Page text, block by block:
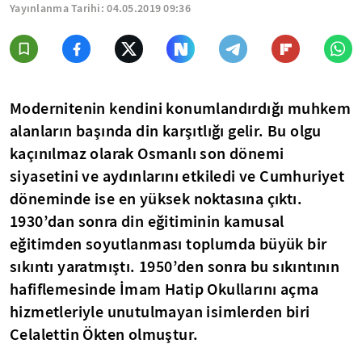
Yayınlanma Tarihi:04.05.2019 09:36
Modernitenin kendini konumlandırdığı muhkem
alanların başında din karşıtlığı gelir. Bu olgu
kaçınılmaz olarak Osmanlı son dönemi
siyasetini ve aydınlarını etkiledi ve Cumhuriyet
döneminde ise en yüksek noktasına çıktı.
1930’dan sonra din eğitiminin kamusal
eğitimden soyutlanması toplumda büyük bir
sıkıntı yaratmıştı. 1950’den sonra bu sıkıntının
hafiflemesinde İmam Hatip Okullarını açma
hizmetleriyle unutulmayan isimlerden biri
Celalettin Ökten olmuştur.